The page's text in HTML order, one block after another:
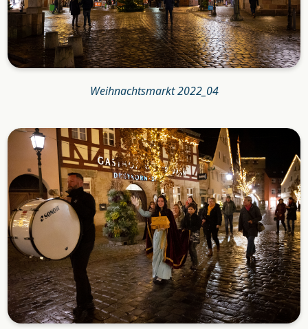
Weihnachtsmarkt 2022_04